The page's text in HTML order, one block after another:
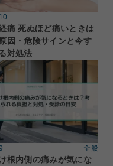
痛 死ぬほど痛いときは
因・危険サインと今す
対処法
全般
根内側の痛みが気にな